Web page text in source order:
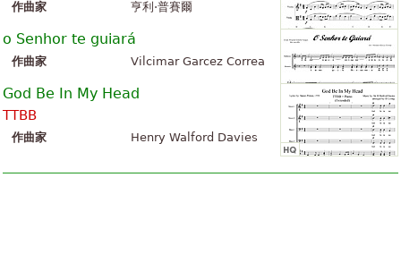
作曲家 亨利·普賽爾
o Senhor te guiará
作曲家 Vilcimar Garcez Correa
God Be In My Head
TTBB
作曲家 Henry Walford Davies